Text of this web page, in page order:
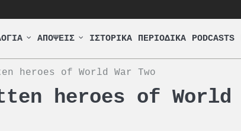
ΑΠΟΨΕΙΣ ΙΣΤΟΡΙΚΑ ΠΕΡΙΟΔΙΚΑ PODCASTS
heroes of World War Two
heroes of World